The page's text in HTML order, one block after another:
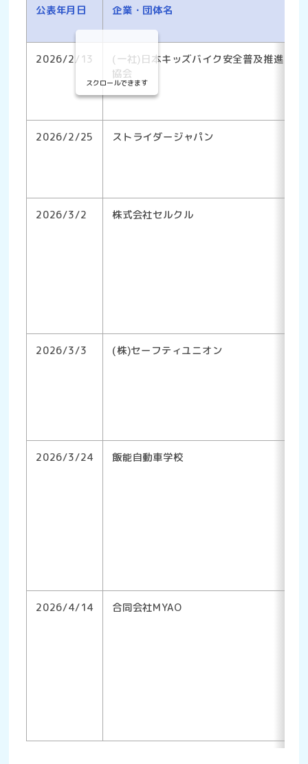
公表年月日 企業・団体名
2026/2/13
(一社)日本キッズバイク安全普及推進
協会
2026/2/25 ストライダージャパン
2026/3/2 株式会社セルクル
2026/3/3 (株)セーフティユニオン
2026/3/24 飯能自動車学校
2026/4/14 合同会社MYAO
スクロールできます